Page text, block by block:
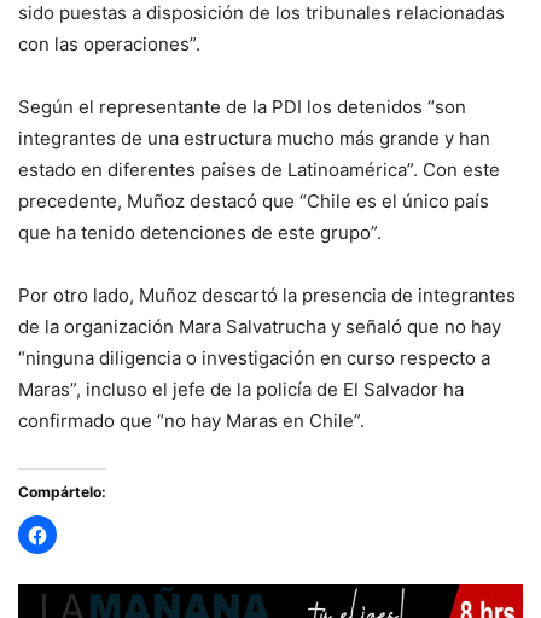
sido puestas a disposición de los tribunales relacionadas
con las operaciones”.
Según el representante de la PDI los detenidos “son
integrantes de una estructura mucho más grande y han
estado en diferentes países de Latinoamérica”. Con este
precedente, Muñoz destacó que “Chile es el único país
que ha tenido detenciones de este grupo”.
Por otro lado, Muñoz descartó la presencia de integrantes
de la organización Mara Salvatrucha y señaló que no hay
“ninguna diligencia o investigación en curso respecto a
Maras”, incluso el jefe de la policía de El Salvador ha
confirmado que “no hay Maras en Chile”.
Compártelo: